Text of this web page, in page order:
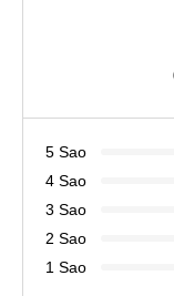
5 Sao
4 Sao
3 Sao
2 Sao
1 Sao